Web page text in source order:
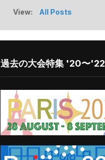
View: All Posts
過去の大会特集 '20〜'22